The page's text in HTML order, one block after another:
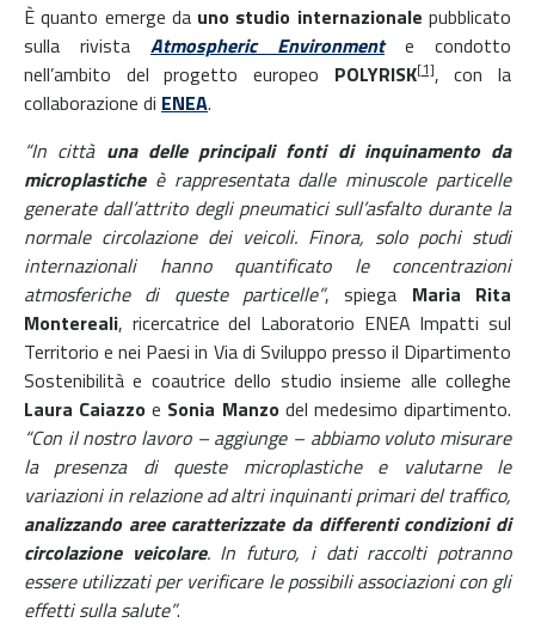
È quanto emerge da uno studio internazionale pubblicato
sulla rivista Atmospheric Environmente condotto
nell’ambito del progetto europeo POLYRISK[1], con la
collaborazione di ENEA.
“In città una delle principali fonti di inquinamento da
microplasticheè rappresentata dalle minuscole particelle
generate dall’attrito degli pneumatici sull’asfalto durante la
normale circolazione dei veicoli. Finora, solo pochi studi
internazionali hanno quantificato le concentrazioni
atmosferiche di queste particelle”, spiega Maria Rita
Montereali, ricercatrice del Laboratorio ENEA Impatti sul
Territorio e nei Paesi in Via di Sviluppo presso il Dipartimento
Sostenibilità e coautrice dello studio insieme alle colleghe
Laura Caiazzo e Sonia Manzodel medesimo dipartimento.
“Con il nostro lavoro – aggiunge – abbiamo voluto misurare
la presenza di queste microplastiche e valutarne le
variazioni in relazione ad altri inquinanti primari del traffico,
analizzando aree caratterizzate da differenti condizioni di
circolazione veicolare. In futuro, i dati raccolti potranno
essere utilizzati per verificare le possibili associazioni con gli
effetti sulla salute”.